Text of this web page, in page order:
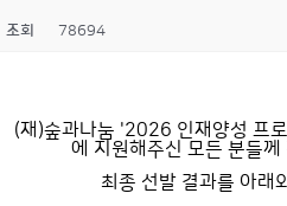
조회 78694
(재)숲과나눔 '2026 인재양성 프
에 지원해주신 모든 분들
최종 선발 결과를 아래